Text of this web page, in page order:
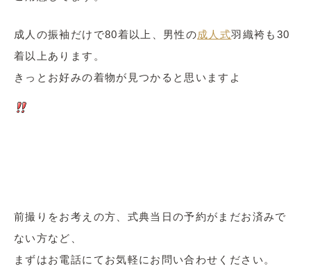
成人の振袖だけで80着以上、男性の成人式羽織袴も30
着以上あります。
きっとお好みの着物が見つかると思いますよ
前撮りをお考えの方、式典当日の予約がまだお済みで
ない方など、
まずはお電話にてお気軽にお問い合わせください。